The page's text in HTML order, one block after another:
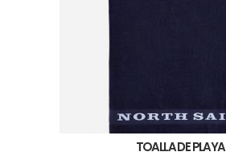
TOALLA DE PLAYA